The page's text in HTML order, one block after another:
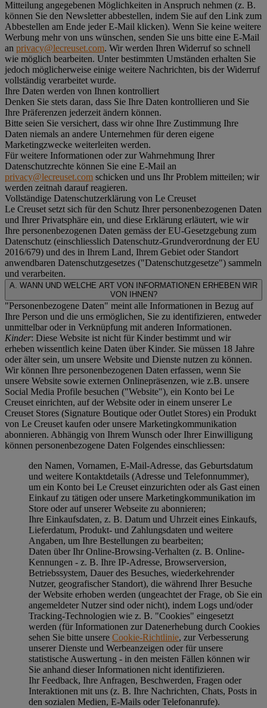
Mitteilung angegebenen Möglichkeiten in Anspruch nehmen (z. B.
können Sie den Newsletter abbestellen, indem Sie auf den Link zum
Abbestellen am Ende jeder E-Mail klicken). Wenn Sie keine weitere
Werbung mehr von uns wünschen, senden Sie uns bitte eine E-Mail
an privacy@lecreuset.com. Wir werden Ihren Widerruf so schnell
wie möglich bearbeiten. Unter bestimmten Umständen erhalten Sie
jedoch möglicherweise einige weitere Nachrichten, bis der Widerruf
vollständig verarbeitet wurde.
Ihre Daten werden von Ihnen kontrolliert
Denken Sie stets daran, dass Sie Ihre Daten kontrollieren und Sie
Ihre Präferenzen jederzeit ändern können.
Bitte seien Sie versichert, dass wir ohne Ihre Zustimmung Ihre
Daten niemals an andere Unternehmen für deren eigene
Marketingzwecke weiterleiten werden.
Für weitere Informationen oder zur Wahrnehmung Ihrer
Datenschutzrechte können Sie eine E-Mail an
privacy@lecreuset.com schicken und uns Ihr Problem mitteilen; wir
werden zeitnah darauf reagieren.
Vollständige Datenschutzerklärung von Le Creuset
Le Creuset setzt sich für den Schutz Ihrer personenbezogenen Daten
und Ihrer Privatsphäre ein, und diese Erklärung erläutert, wie wir
Ihre personenbezogenen Daten gemäss der EU-Gesetzgebung zum
Datenschutz (einschliesslich Datenschutz-Grundverordnung der EU
2016/679) und des in Ihrem Land, Ihrem Gebiet oder Standort
anwendbaren Datenschutzgesetzes ("Datenschutzgesetze") sammeln
und verarbeiten.
A. WANN UND WELCHE ART VON INFORMATIONEN ERHEBEN WIR
VON IHNEN?
"Personenbezogene Daten" meint alle Informationen in Bezug auf
Ihre Person und die uns ermöglichen, Sie zu identifizieren, entweder
unmittelbar oder in Verknüpfung mit anderen Informationen.
Kinder: Diese Website ist nicht für Kinder bestimmt und wir
erheben wissentlich keine Daten über Kinder. Sie müssen 18 Jahre
oder älter sein, um unsere Website und Dienste nutzen zu können.
Wir können Ihre personenbezogenen Daten erfassen, wenn Sie
unsere Website sowie externen Onlinepräsenzen, wie z.B. unsere
Social Media Profile besuchen ("Website"), ein Konto bei Le
Creuset einrichten, auf der Website oder in einem unserer Le
Creuset Stores (Signature Boutique oder Outlet Stores) ein Produkt
von Le Creuset kaufen oder unsere Marketingkommunikation
abonnieren. Abhängig von Ihrem Wunsch oder Ihrer Einwilligung
können personenbezogene Daten Folgendes einschliessen:
den Namen, Vornamen, E-Mail-Adresse, das Geburtsdatum
und weitere Kontaktdetails (Adresse und Telefonnummer),
um ein Konto bei Le Creuset einzurichten oder als Gast einen
Einkauf zu tätigen oder unsere Marketingkommunikation im
Store oder auf unserer Webseite zu abonnieren;
Ihre Einkaufsdaten, z. B. Datum und Uhrzeit eines Einkaufs,
Lieferdatum, Produkt- und Zahlungsdaten und weitere
Angaben, um Ihre Bestellungen zu bearbeiten;
Daten über Ihr Online-Browsing-Verhalten (z. B. Online-
Kennungen - z. B. Ihre IP-Adresse, Browserversion,
Betriebssystem, Dauer des Besuches, wiederkehrender
Nutzer, geografischer Standort), die während Ihrer Besuche
der Website erhoben werden (ungeachtet der Frage, ob Sie ein
angemeldeter Nutzer sind oder nicht), indem Logs und/oder
Tracking-Technologien wie z. B. "Cookies" eingesetzt
werden (für Informationen zur Datenerhebung durch Cookies
sehen Sie bitte unsere Cookie-Richtlinie, zur Verbesserung
unserer Dienste und Werbeanzeigen oder für unsere
statistische Auswertung - in den meisten Fällen können wir
Sie anhand dieser Informationen nicht identifizieren.
Ihr Feedback, Ihre Anfragen, Beschwerden, Fragen oder
Interaktionen mit uns (z. B. Ihre Nachrichten, Chats, Posts in
den sozialen Medien, E-Mails oder Telefonanrufe).